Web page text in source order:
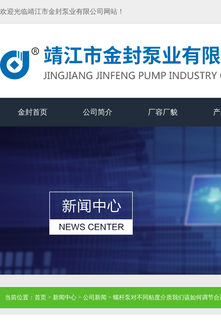
欢迎光临靖江市金封泵业有限公司网站！
金封首页 公司简介 厂容厂貌
当前位置： 首页 > 新闻中心 > 公司新闻 > 螺杆泵对不同粘度介质我们该如何调节合